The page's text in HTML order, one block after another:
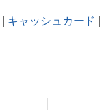
キャッシュカード